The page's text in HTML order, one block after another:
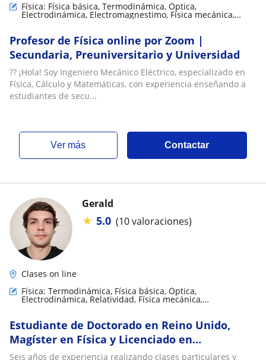
Física: Física básica, Termodinámica, Óptica,
Electrodinámica, Electromagnestimo, Física mecánica,
Profesor de Física online por Zoom |
Secundaria, Preuniversitario y Universidad
?? ¡Hola! Soy Ingeniero Mecánico Eléctrico, especializado en
Física, Cálculo y Matemáticas, con experiencia enseñando a
estudiantes de secu...
ver más Contactar
Gerald
★ 5.0 (10 valoraciones)
Clases on line
Física: Termodinámica, Física básica, Óptica,
Electrodinámica, Relatividad, Física mecánica,
Estudiante de Doctorado en Reino Unido,
Magíster en Física y Licenciado en
Astronomía de la Universidad de Chile realiza
Seis años de experiencia realizando clases particulares y